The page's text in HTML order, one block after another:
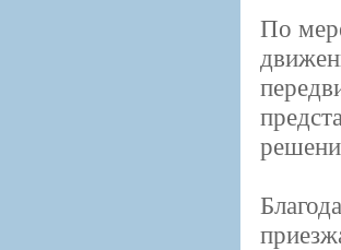
По